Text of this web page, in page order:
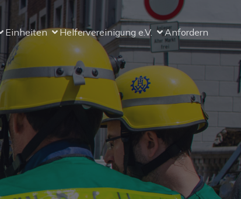
Einheiten Helfervereinigung e.V. Anfordern